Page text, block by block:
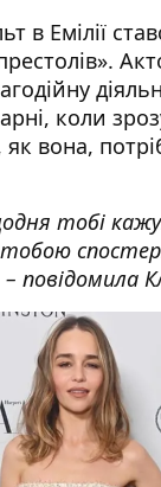
в Емілії
коли
вона,
тобі
повідомила